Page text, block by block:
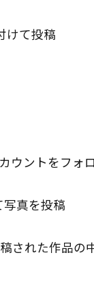
けて投稿
ウントをフォ
写真を投稿
れた作品の中